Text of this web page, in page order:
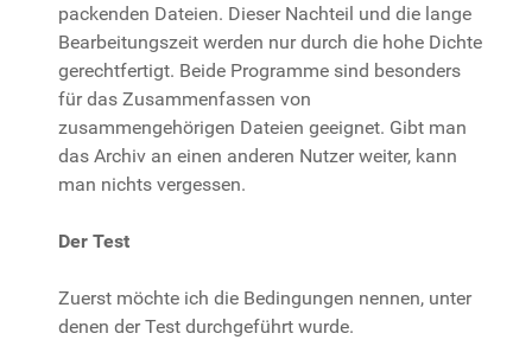
packenden Dateien. Dieser Nachteil und die lange
Bearbeitungszeit werden nur durch die hohe Dichte
gerechtfertigt. Beide Programme sind besonders
für das Zusammenfassen von
zusammengehörigen Dateien geeignet. Gibt man
das Archiv an einen anderen Nutzer weiter, kann
man nichts vergessen.
Der Test
Zuerst möchte ich die Bedingungen nennen, unter
denen der Test durchgeführt wurde.